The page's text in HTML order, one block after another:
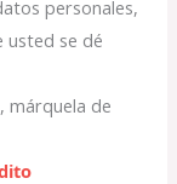
personales,
usted se dé
márquela de